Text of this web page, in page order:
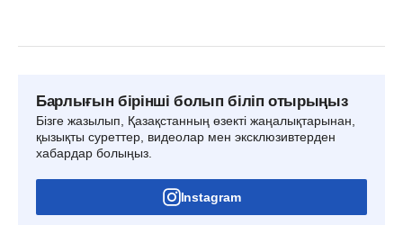
Барлығын бірінші болып біліп отырыңыз
Бізге жазылып, Қазақстанның өзекті жаңалықтарынан,
қызықты суреттер, видеолар мен эксклюзивтерден
хабардар болыңыз.
Instagram